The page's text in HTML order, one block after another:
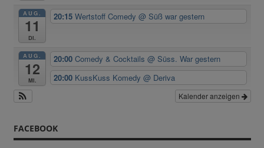
AUG.
11
Di.
20:15Wertstoff Comedy@ Süß war gestern
AUG.
12
Mi.
20:00Comedy & Cocktails@ Süss. War gestern
20:00 KussKuss Komedy@ Deriva
Kalender anzeigen
FACEBOOK